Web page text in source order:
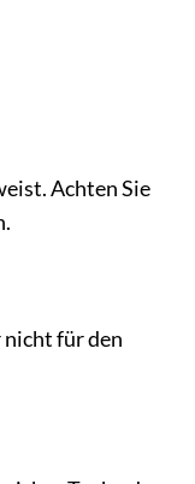
Achten Sie
für den